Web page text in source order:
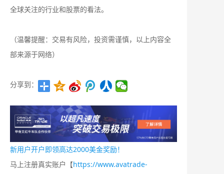
全球关注的行业和股票的看法。
（温馨提醒：交易有风险，投资需谨慎，以上内容全
部来源于网络）
分享到：
新用户开户即领高达2000美金奖励！
马上注册真实账户【https://www.avatrade-